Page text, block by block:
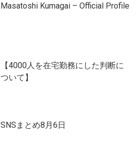
Masatoshi Kumagai – Official Profile
【4000人を在宅勤務にした判断に
ついて】
SNSまとめ8月6日